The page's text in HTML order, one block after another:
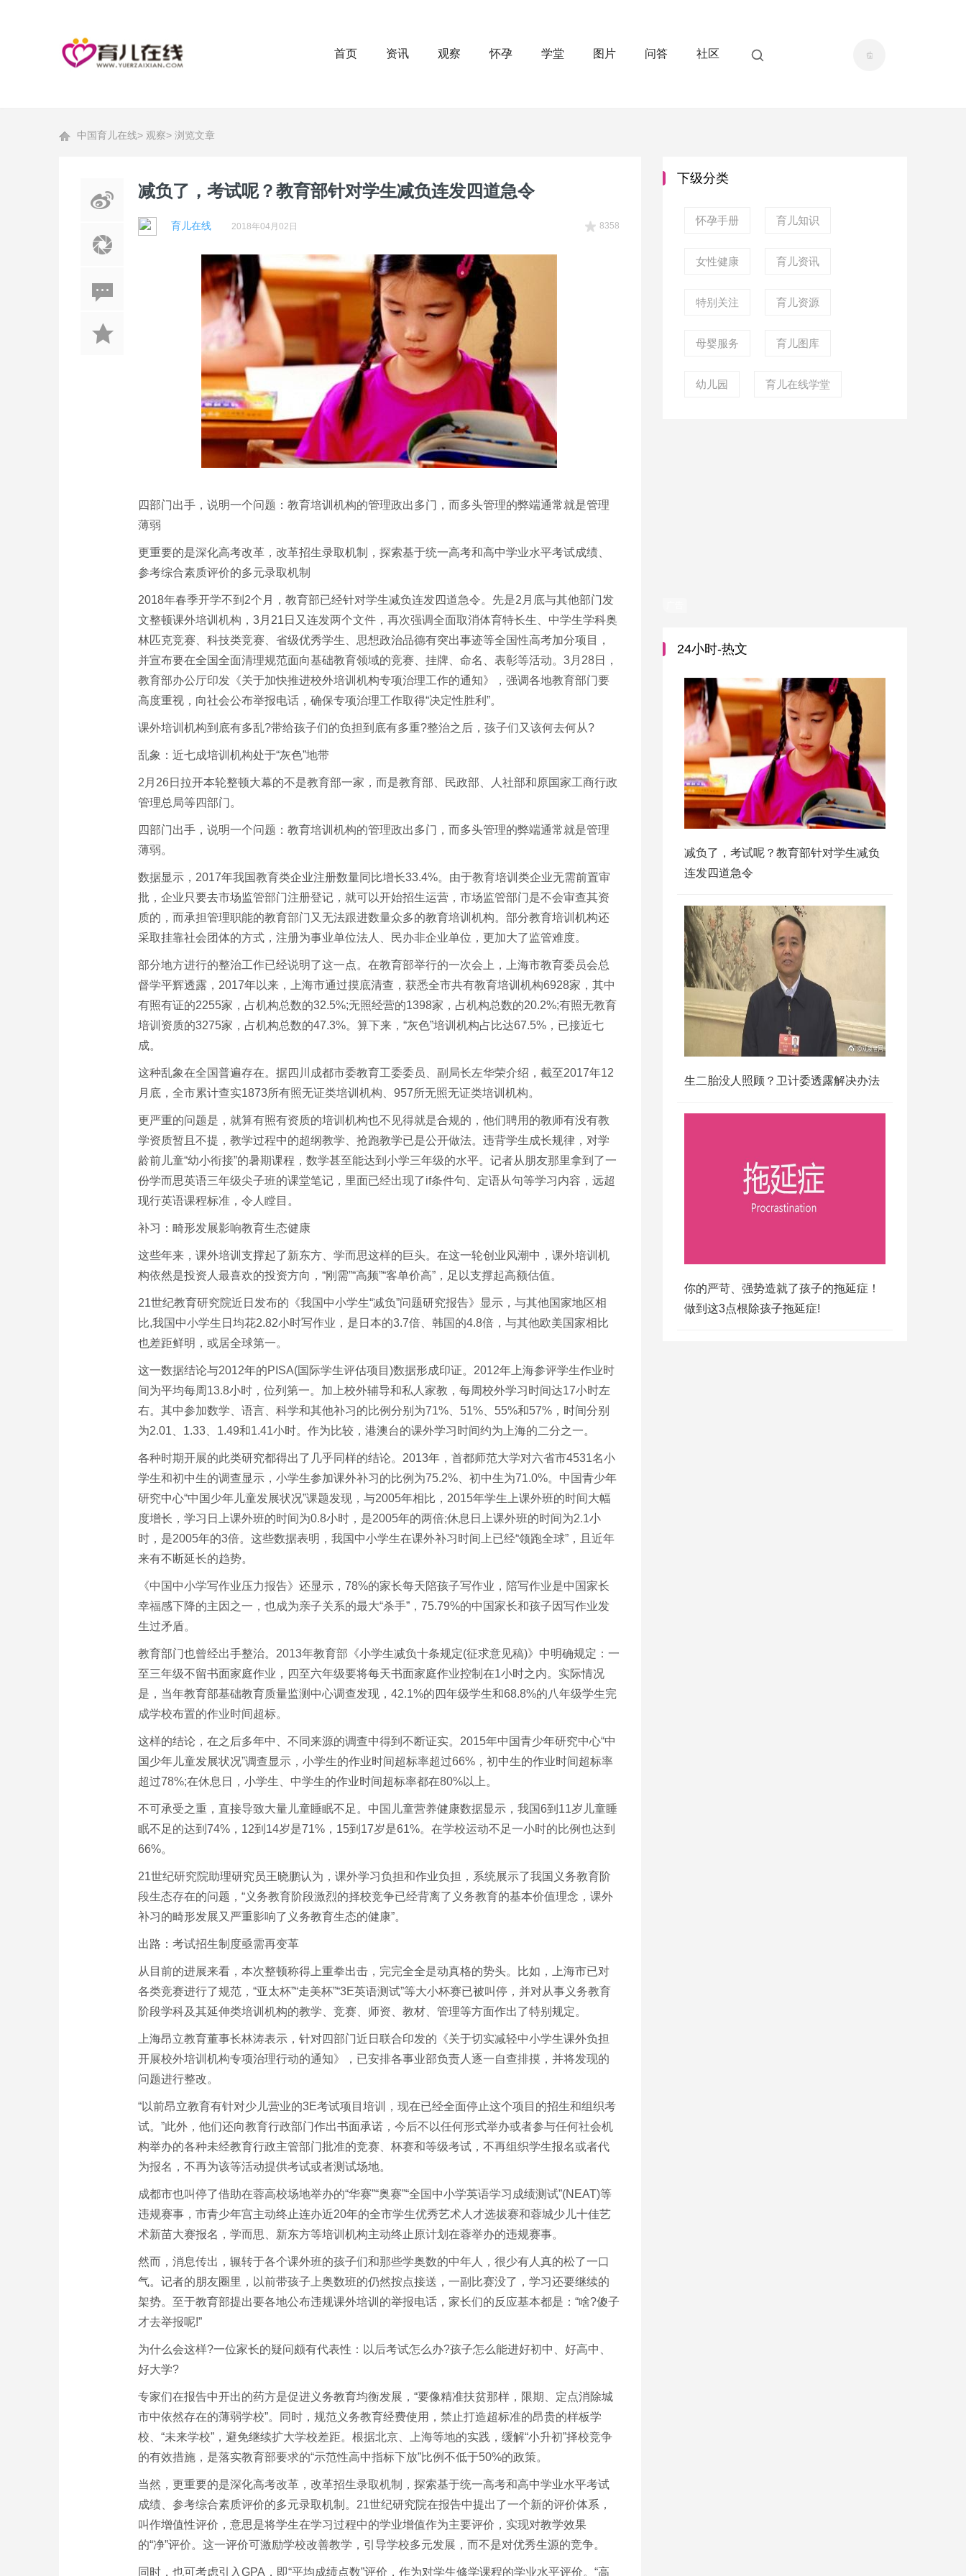
首页 资讯 观察 怀孕 学堂 图片 问答 社区
中国育儿在线> 观察> 浏览文章
减负了，考试呢？教育部针对学生减负连发四道急令
8358
育儿在线 2018年04月02日
四部门出手，说明一个问题：教育培训机构的管理政出多门，而多头管理的弊端通常就是管理
薄弱
更重要的是深化高考改革，改革招生录取机制，探索基于统一高考和高中学业水平考试成绩、
参考综合素质评价的多元录取机制
2018年春季开学不到2个月，教育部已经针对学生减负连发四道急令。先是2月底与其他部门发
文整顿课外培训机构，3月21日又连发两个文件，再次强调全面取消体育特长生、中学生学科奥
林匹克竞赛、科技类竞赛、省级优秀学生、思想政治品德有突出事迹等全国性高考加分项目，
并宣布要在全国全面清理规范面向基础教育领域的竞赛、挂牌、命名、表彰等活动。3月28日，
教育部办公厅印发《关于加快推进校外培训机构专项治理工作的通知》，强调各地教育部门要
高度重视，向社会公布举报电话，确保专项治理工作取得“决定性胜利”。
课外培训机构到底有多乱?带给孩子们的负担到底有多重?整治之后，孩子们又该何去何从?
乱象：近七成培训机构处于“灰色”地带
2月26日拉开本轮整顿大幕的不是教育部一家，而是教育部、民政部、人社部和原国家工商行政
管理总局等四部门。
四部门出手，说明一个问题：教育培训机构的管理政出多门，而多头管理的弊端通常就是管理
薄弱。
数据显示，2017年我国教育类企业注册数量同比增长33.4%。由于教育培训类企业无需前置审
批，企业只要去市场监管部门注册登记，就可以开始招生运营，市场监管部门是不会审查其资
质的，而承担管理职能的教育部门又无法跟进数量众多的教育培训机构。部分教育培训机构还
采取挂靠社会团体的方式，注册为事业单位法人、民办非企业单位，更加大了监管难度。
部分地方进行的整治工作已经说明了这一点。在教育部举行的一次会上，上海市教育委员会总
督学平辉透露，2017年以来，上海市通过摸底清查，获悉全市共有教育培训机构6928家，其中
有照有证的2255家，占机构总数的32.5%;无照经营的1398家，占机构总数的20.2%;有照无教育
培训资质的3275家，占机构总数的47.3%。算下来，“灰色”培训机构占比达67.5%，已接近七
成。
这种乱象在全国普遍存在。据四川成都市委教育工委委员、副局长左华荣介绍，截至2017年12
月底，全市累计查实1873所有照无证类培训机构、957所无照无证类培训机构。
更严重的问题是，就算有照有资质的培训机构也不见得就是合规的，他们聘用的教师有没有教
学资质暂且不提，教学过程中的超纲教学、抢跑教学已是公开做法。违背学生成长规律，对学
龄前儿童“幼小衔接”的暑期课程，数学甚至能达到小学三年级的水平。记者从朋友那里拿到了一
份学而思英语三年级尖子班的课堂笔记，里面已经出现了if条件句、定语从句等学习内容，远超
现行英语课程标准，令人瞠目。
补习：畸形发展影响教育生态健康
这些年来，课外培训支撑起了新东方、学而思这样的巨头。在这一轮创业风潮中，课外培训机
构依然是投资人最喜欢的投资方向，“刚需”“高频”“客单价高”，足以支撑起高额估值。
21世纪教育研究院近日发布的《我国中小学生“减负”问题研究报告》显示，与其他国家地区相
比,我国中小学生日均花2.82小时写作业，是日本的3.7倍、韩国的4.8倍，与其他欧美国家相比
也差距鲜明，或居全球第一。
这一数据结论与2012年的PISA(国际学生评估项目)数据形成印证。2012年上海参评学生作业时
间为平均每周13.8小时，位列第一。加上校外辅导和私人家教，每周校外学习时间达17小时左
右。其中参加数学、语言、科学和其他补习的比例分别为71%、51%、55%和57%，时间分别
为2.01、1.33、1.49和1.41小时。作为比较，港澳台的课外学习时间约为上海的二分之一。
各种时期开展的此类研究都得出了几乎同样的结论。2013年，首都师范大学对六省市4531名小
学生和初中生的调查显示，小学生参加课外补习的比例为75.2%、初中生为71.0%。中国青少年
研究中心“中国少年儿童发展状况”课题发现，与2005年相比，2015年学生上课外班的时间大幅
度增长，学习日上课外班的时间为0.8小时，是2005年的两倍;休息日上课外班的时间为2.1小
时，是2005年的3倍。这些数据表明，我国中小学生在课外补习时间上已经“领跑全球”，且近年
来有不断延长的趋势。
《中国中小学写作业压力报告》还显示，78%的家长每天陪孩子写作业，陪写作业是中国家长
幸福感下降的主因之一，也成为亲子关系的最大“杀手”，75.79%的中国家长和孩子因写作业发
生过矛盾。
教育部门也曾经出手整治。2013年教育部《小学生减负十条规定(征求意见稿)》中明确规定：一
至三年级不留书面家庭作业，四至六年级要将每天书面家庭作业控制在1小时之内。实际情况
是，当年教育部基础教育质量监测中心调查发现，42.1%的四年级学生和68.8%的八年级学生完
成学校布置的作业时间超标。
这样的结论，在之后多年中、不同来源的调查中得到不断证实。2015年中国青少年研究中心“中
国少年儿童发展状况”调查显示，小学生的作业时间超标率超过66%，初中生的作业时间超标率
超过78%;在休息日，小学生、中学生的作业时间超标率都在80%以上。
不可承受之重，直接导致大量儿童睡眠不足。中国儿童营养健康数据显示，我国6到11岁儿童睡
眠不足的达到74%，12到14岁是71%，15到17岁是61%。在学校运动不足一小时的比例也达到
66%。
21世纪研究院助理研究员王晓鹏认为，课外学习负担和作业负担，系统展示了我国义务教育阶
段生态存在的问题，“义务教育阶段激烈的择校竞争已经背离了义务教育的基本价值理念，课外
补习的畸形发展又严重影响了义务教育生态的健康”。
出路：考试招生制度亟需再变革
从目前的进展来看，本次整顿称得上重拳出击，完完全全是动真格的势头。比如，上海市已对
各类竞赛进行了规范，“亚太杯”“走美杯”“3E英语测试”等大小杯赛已被叫停，并对从事义务教育
阶段学科及其延伸类培训机构的教学、竞赛、师资、教材、管理等方面作出了特别规定。
上海昂立教育董事长林涛表示，针对四部门近日联合印发的《关于切实减轻中小学生课外负担
开展校外培训机构专项治理行动的通知》，已安排各事业部负责人逐一自查排摸，并将发现的
问题进行整改。
“以前昂立教育有针对少儿营业的3E考试项目培训，现在已经全面停止这个项目的招生和组织考
试。”此外，他们还向教育行政部门作出书面承诺，今后不以任何形式举办或者参与任何社会机
构举办的各种未经教育行政主管部门批准的竞赛、杯赛和等级考试，不再组织学生报名或者代
为报名，不再为该等活动提供考试或者测试场地。
成都市也叫停了借助在蓉高校场地举办的“华赛”“奥赛”“全国中小学英语学习成绩测试”(NEAT)等
违规赛事，市青少年宫主动终止连办近20年的全市学生优秀艺术人才选拔赛和蓉城少儿十佳艺
术新苗大赛报名，学而思、新东方等培训机构主动终止原计划在蓉举办的违规赛事。
然而，消息传出，辗转于各个课外班的孩子们和那些学奥数的中年人，很少有人真的松了一口
气。记者的朋友圈里，以前带孩子上奥数班的仍然按点接送，一副比赛没了，学习还要继续的
架势。至于教育部提出要各地公布违规课外培训的举报电话，家长们的反应基本都是：“啥?傻子
才去举报呢!”
为什么会这样?一位家长的疑问颇有代表性：以后考试怎么办?孩子怎么能进好初中、好高中、
好大学?
专家们在报告中开出的药方是促进义务教育均衡发展，“要像精准扶贫那样，限期、定点消除城
市中依然存在的薄弱学校”。同时，规范义务教育经费使用，禁止打造超标准的昂贵的样板学
校、“未来学校”，避免继续扩大学校差距。根据北京、上海等地的实践，缓解“小升初”择校竞争
的有效措施，是落实教育部要求的“示范性高中指标下放”比例不低于50%的政策。
当然，更重要的是深化高考改革，改革招生录取机制，探索基于统一高考和高中学业水平考试
成绩、参考综合素质评价的多元录取机制。21世纪研究院在报告中提出了一个新的评价体系，
叫作增值性评价，意思是将学生在学习过程中的学业增值作为主要评价，实现对教学效果
的“净”评价。这一评价可激励学校改善教学，引导学校多元发展，而不是对优秀生源的竞争。
同时，也可考虑引入GPA，即“平均成绩点数”评价，作为对学生修学课程的学业水平评价。“高
下级分类
怀孕手册 育儿知识
女性健康 育儿资讯
特别关注 育儿资源
母婴服务 育儿图库
幼儿园 育儿在线学堂
24小时-热文
减负了，考试呢？教育部针对学生减负
连发四道急令
生二胎没人照顾？卫计委透露解决办法
你的严苛、强势造就了孩子的拖延症！
做到这3点根除孩子拖延症!